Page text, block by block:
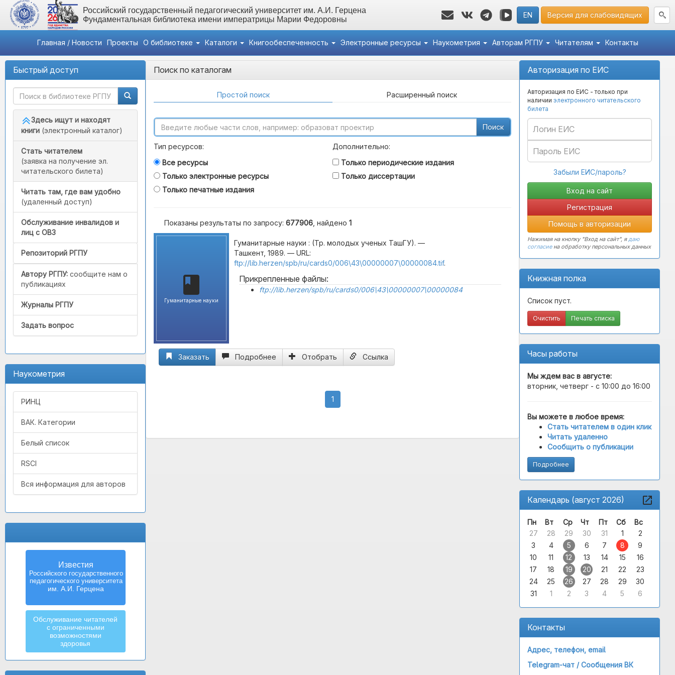
Российский государственный педагогический университет им. А.И. Герцена
Фундаментальная библиотека имени императрицы Марии Федоровны
EN Версия для слабовидящих
Главная / Новости Проекты О библиотеке Каталоги Книгообеспеченность Электронные ресурсы Наукометрия Авторам РГПУ Читателям Контакты
Быстрый доступ
Здесь ищут и находят
книги (электронный каталог)
Стать читателем
(заявка на получение эл.
читательского билета)
Читать там, где вам удобно
(удаленный доступ)
Обслуживание инвалидов и
лиц с ОВЗ
Репозиторий РГПУ
Автору РГПУ: сообщите нам о
публикациях
Журналы РГПУ
Задать вопрос
Наукометрия
РИНЦ
ВАК. Категории
Белый список
RSCI
Вся информация для авторов
Известия
Российского государственного
педагогического университета
им. А.И. Герцена
Обслуживание читателей
с ограниченными
возможностями
здоровья
Авторизация по ЕИС
Авторизация по ЕИС - только при
наличии электронного читательского
билета
Забыли ЕИС/пароль?
Регистрация
Помощь в авторизации
Нажимая на кнопку "Вход на сайт", ядаю
согласиена обработку персональных данных
Книжная полка
Список пуст.
Очистить Печать списка
Часы работы
Мы ждем вас в августе:
вторник, четверг - с 10:00 до 16:00
Вы можете в любое время:
Стать читателем в один клик
Читать удаленно
Сообщить о публикации
Подробнее
Календарь (август 2026)
Пн Вт Ср Чт Пт Сб
Вс
27
28 29 30 31 1
2
3
4 5 6 7 8
9
10
11 12 13 14 15
16
17
18 19 20 21 22
23
24
25 26 27 28 29
30
31
1 2 3 4 5 6
Контакты
Адрес, телефон, email
Telegram-чат /Сообщения ВК
Поиск по каталогам
Простой поиск Расширенный поиск
Поиск
Тип ресурсов:
Все ресурсы
Только электронные ресурсы
Только печатные издания
Дополнительно:
Только периодические издания
Только диссертации
Показаны результаты по запросу: 677906 , найдено 1
Гуманитарные науки
Гуманитарные науки : (Тр. молодых ученых ТашГУ). —
Ташкент, 1989. — URL:
ftp://lib.herzen/spb/ru/cards0/006\43\00000007\00000084.tif.
Прикрепленные файлы:
ftp://lib.herzen/spb/ru/cards0/006\43\00000007\00000084
Заказать Подробнее Отобрать Ссылка
1(current)